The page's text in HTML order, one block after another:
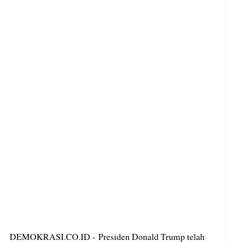
DEMOKRASI.CO.ID - Presiden Donald Trump telah